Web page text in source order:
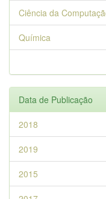
Ciência da
Química
Data de Publicação
2018
2019
2015